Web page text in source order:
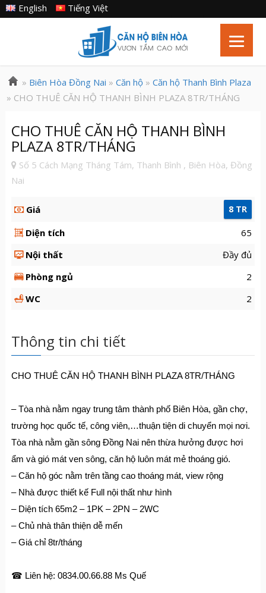
Tiếng Việt
English
» Biên Hòa Đồng Nai » Căn hộ» Căn hộ Thanh Bình Plaza
» CHO THUÊ CĂN HỘ THANH BÌNH PLAZA 8TR/THÁNG
CHO THUÊ CĂN HỘ THANH BÌNH
PLAZA 8TR/THÁNG
Số 5 Cách Mạng Tháng Tám, Thanh Bình , Biên Hòa, Đồng
Nai
Giá 8 TR
Diện tích
65
Nội thất
Đầy đủ
Phòng ngủ
2
WC
2
Thông tin chi tiết
CHO THUÊ CĂN HỘ THANH BÌNH PLAZA 8TR/THÁNG
– Tòa nhà nằm ngay trung tâm thành phố Biên Hòa, gần chợ,
trường học quốc tế, công viên,…thuận tiện di chuyển mọi nơi.
Tòa nhà nằm gần sông Đồng Nai nên thừa hưởng được hơi
ẩm và gió mát ven sông, căn hộ luôn mát mẻ thoáng gió.
– Căn hộ góc nằm trên tầng cao thoáng mát, view rộng
– Nhà được thiết kế Full nội thất như hình
– Diện tích 65m2 – 1PK – 2PN – 2WC
– Chủ nhà thân thiện dễ mến
– Giá chỉ 8tr/tháng
☎ Liên hệ: 0834.00.66.88 Ms Quế